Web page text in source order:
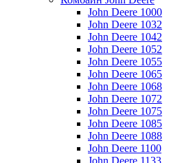
John Deere 1000
John Deere 1032
John Deere 1042
John Deere 1052
John Deere 1055
John Deere 1065
John Deere 1068
John Deere 1072
John Deere 1075
John Deere 1085
John Deere 1088
John Deere 1100
John Deere 1133